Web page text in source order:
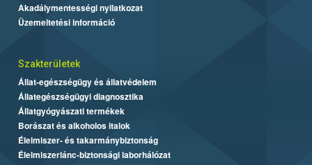
Akadálymentességi nyilatkozat
Üzemeltetési információ
Szakterületek
Állat-egészségügy és állatvédelem
Állategészségügyi diagnosztika
Állatgyógyászati termékek
Borászat és alkoholos italok
Élelmiszer- és takarmánybiztonság
Élelmiszerlánc-biztonsági laborhálózat